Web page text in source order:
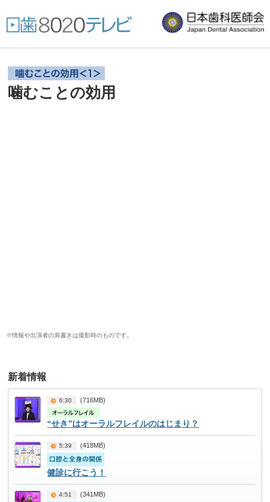
噛むことの効用
※情報や出演者の肩書きは撮影時のものです。
6:30 (716MB)
“せき”はオーラルフレイルのはじまり？
5:39 (418MB)
健診に行こう！
4:51 (341MB)